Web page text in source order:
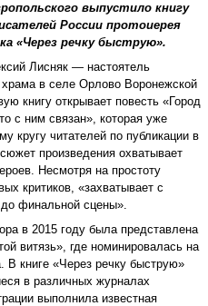
выпустило книгу
России протоиерея
«Через речку быструю».
Лисняк — настоятель
храма в селе Орлово Воронежской
книгу открывает повесть «Город
с ним связан», которая уже
кругу читателей по публикации в
произведения охватывает
Несмотря на простоту
критиков, «захватывает с
до финальной сцены».
в 2015 году была представлена
витязь», где номинировалась на
В книге «Через речку быструю»
в различных журналах
выполнила известная